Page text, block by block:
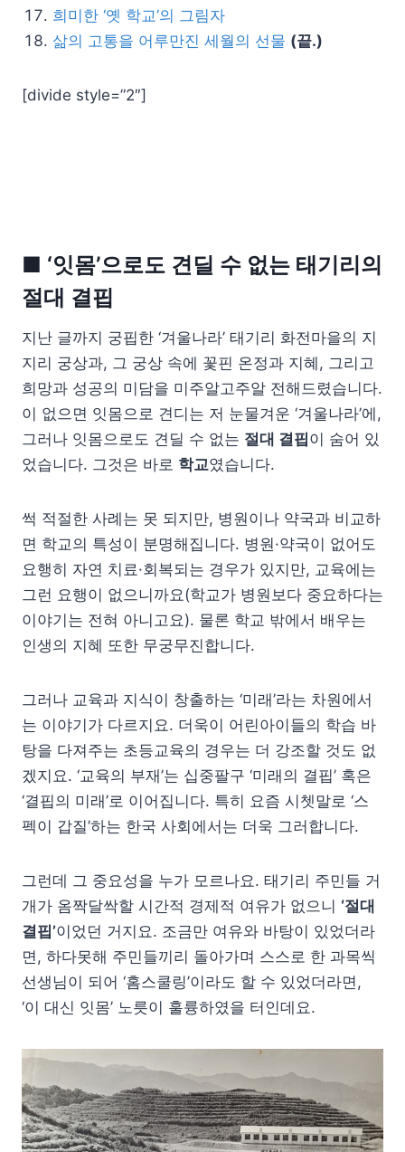
희미한 ‘옛 학교’의 그림자
삶의 고통을 어루만진 세월의 선물 (끝.)
[divide style=”2″]
■ ‘잇몸’으로도 견딜 수 없는 태기리의
절대 결핍
지난 글까지 궁핍한 ‘겨울나라’ 태기리 화전마을의 지
지리 궁상과, 그 궁상 속에 꽃핀 온정과 지혜, 그리고
희망과 성공의 미담을 미주알고주알 전해드렸습니다.
이 없으면 잇몸으로 견디는 저 눈물겨운 ‘겨울나라’에,
그러나 잇몸으로도 견딜 수 없는 절대 결핍이 숨어 있
었습니다. 그것은 바로 학교였습니다.
썩 적절한 사례는 못 되지만, 병원이나 약국과 비교하
면 학교의 특성이 분명해집니다. 병원·약국이 없어도
요행히 자연 치료·회복되는 경우가 있지만, 교육에는
그런 요행이 없으니까요(학교가 병원보다 중요하다는
이야기는 전혀 아니고요). 물론 학교 밖에서 배우는
인생의 지혜 또한 무궁무진합니다.
그러나 교육과 지식이 창출하는 ‘미래’라는 차원에서
는 이야기가 다르지요. 더욱이 어린아이들의 학습 바
탕을 다져주는 초등교육의 경우는 더 강조할 것도 없
겠지요. ‘교육의 부재’는 십중팔구 ‘미래의 결핍’ 혹은
‘결핍의 미래’로 이어집니다. 특히 요즘 시쳇말로 ‘스
펙이 갑질’하는 한국 사회에서는 더욱 그러합니다.
그런데 그 중요성을 누가 모르나요. 태기리 주민들 거
개가 옴짝달싹할 시간적 경제적 여유가 없으니 ‘절대
결핍’이었던 거지요. 조금만 여유와 바탕이 있었더라
면, 하다못해 주민들끼리 돌아가며 스스로 한 과목씩
선생님이 되어 ‘홈스쿨링’이라도 할 수 있었더라면,
‘이 대신 잇몸’ 노릇이 훌륭하였을 터인데요.